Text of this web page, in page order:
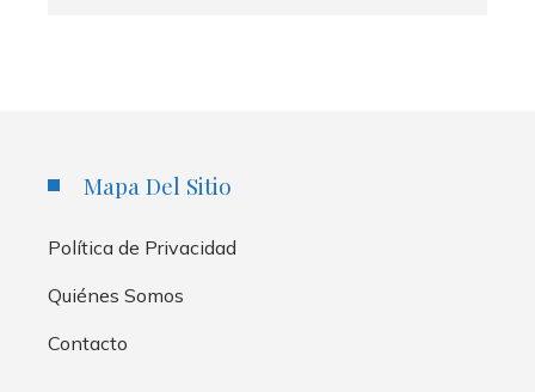
Mapa Del Sitio
Política de Privacidad
Quiénes Somos
Contacto